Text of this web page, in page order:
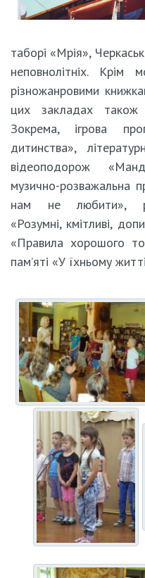
таборі «Мрія»,
неповнолітніх. Крім
різножанровими
цих закладах також
Зокрема, ігрова
дитинства»,
відеоподорож
музично-розважальна
нам не любити»,
«Розумні, кмітливі,
«Правила хорошого
пам’яті «У їхньому